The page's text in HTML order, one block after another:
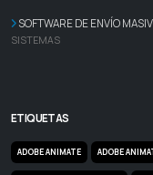
SOFTWARE DE ENVÍO
SISTEMAS
ETIQUETAS
ADOBE ANIMATE ADOBE